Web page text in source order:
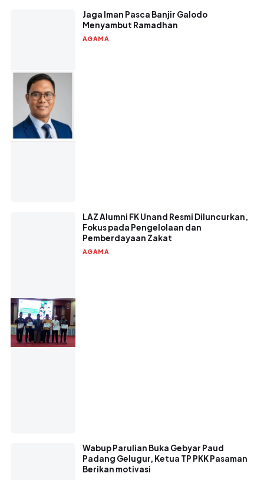
Jaga Iman Pasca Banjir Galodo
Menyambut Ramadhan
AGAMA
LAZ Alumni FK Unand Resmi Diluncurkan,
Fokus pada Pengelolaan dan
Pemberdayaan Zakat
AGAMA
Wabup Parulian Buka Gebyar Paud
Padang Gelugur, Ketua TP PKK Pasaman
Berikan motivasi